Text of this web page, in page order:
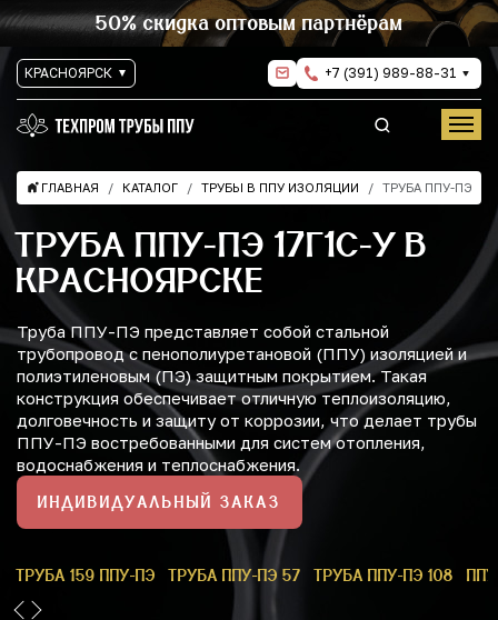
50% скидка оптовым партнёрам
КРАСНОЯРСК +7 (391) 989-88-31
ГЛАВНАЯ КАТАЛОГ ТРУБЫ В ППУ ИЗОЛЯЦИИ ТРУБА ППУ-ПЭ
ТРУБА ППУ-ПЭ 17Г1С-У В
КРАСНОЯРСКЕ
Труба ППУ-ПЭ представляет собой стальной
трубопровод с пенополиуретановой (ППУ) изоляцией и
полиэтиленовым (ПЭ) защитным покрытием. Такая
конструкция обеспечивает отличную теплоизоляцию,
долговечность и защиту от коррозии, что делает трубы
ППУ-ПЭ востребованными для систем отопления,
водоснабжения и теплоснабжения.
ИНДИВИДУАЛЬНЫЙ ЗАКАЗ
ТРУБА 159 ППУ-ПЭ ТРУБА ППУ-ПЭ 57 ТРУБА ППУ-ПЭ 108